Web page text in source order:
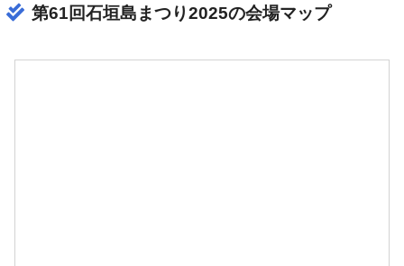
第61回石垣島まつり2025の会場マップ